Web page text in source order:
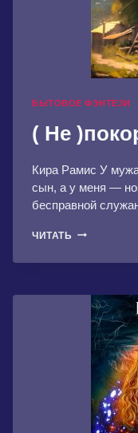
БЫТОВОЕ ФЭНТЕЗИ
( Не
Кира Рамис У
сын, а у меня —
бесправной
ЧИТАТЬ
)ПОКОРНАЯ